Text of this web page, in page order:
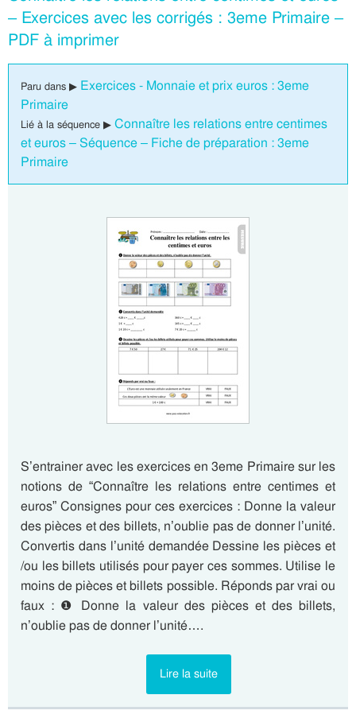
– Exercices avec les corrigés : 3eme Primaire –
PDF à imprimer
Paru dans ▶ Exercices - Monnaie et prix euros : 3eme
Primaire
Lié à la séquence ▶ Connaître les relations entre centimes
et euros – Séquence – Fiche de préparation : 3eme
Primaire
S’entrainer avec les exercices en 3eme Primaire sur les
notions de “Connaître les relations entre centimes et
euros” Consignes pour ces exercices : Donne la valeur
des pièces et des billets, n’oublie pas de donner l’unité.
Convertis dans l’unité demandée Dessine les pièces et
/ou les billets utilisés pour payer ces sommes. Utilise le
moins de pièces et billets possible. Réponds par vrai ou
faux : ❶ Donne la valeur des pièces et des billets,
n’oublie pas de donner l’unité….
Lire la suite